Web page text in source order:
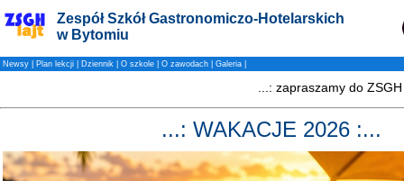
Zespół Szkół Gastronomiczo-Hotelarskich
w Bytomiu
Newsy Plan lekcji Dziennik O szkole O zawodach Galeria
...: WAKACJE 2026 :...